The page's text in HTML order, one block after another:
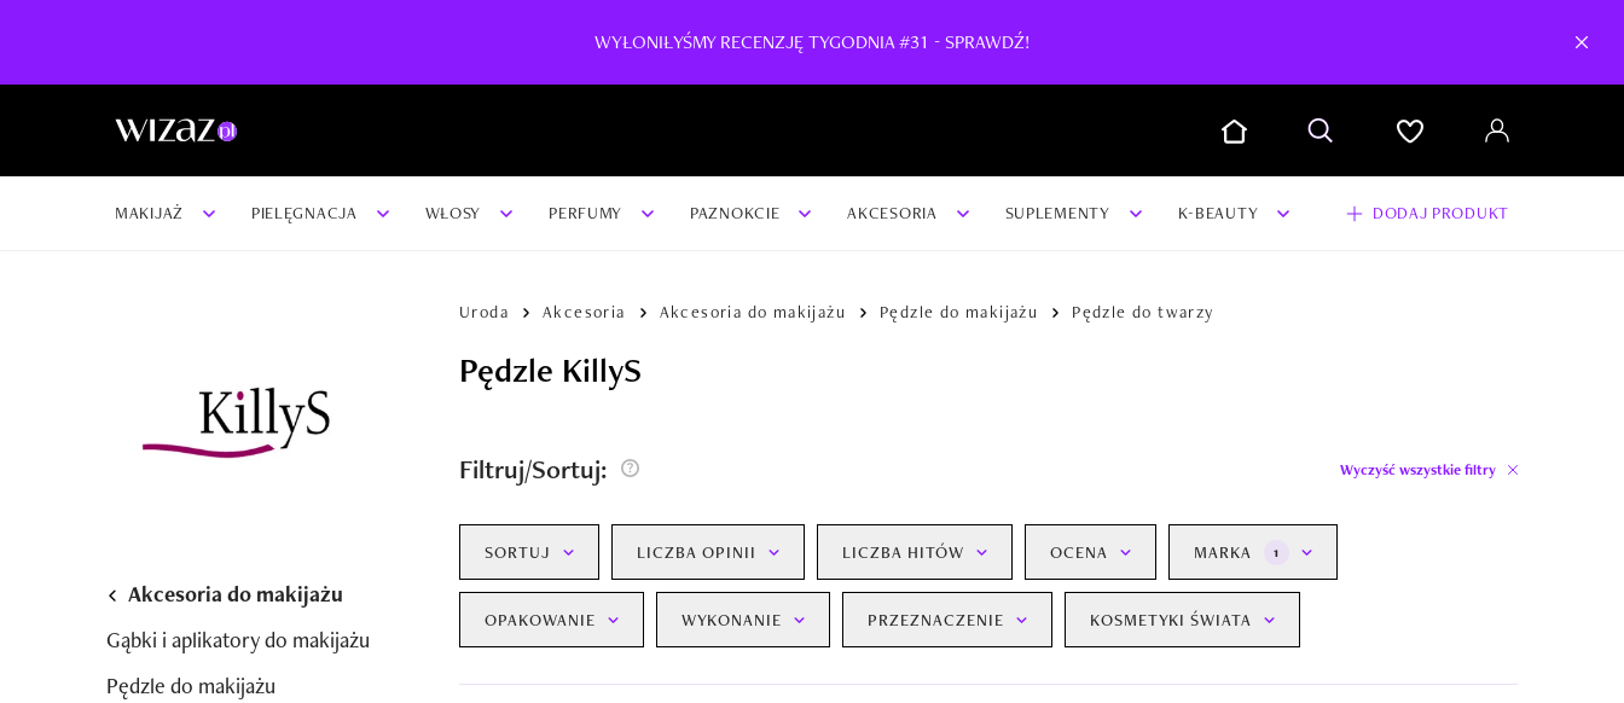
WYŁONIŁYŚMY RECENZJĘ TYGODNIA #31 - SPRAWDŹ!
MAKIJAŻ PIELĘGNACJA WŁOSY PERFUMY PAZNOKCIE AKCESORIA SUPLEMENTY K-BEAUTY DODAJ PRODUKT
Akcesoria do makijażu
Gąbki i aplikatory do makijażu
Pędzle do makijażu
Uroda Akcesoria Akcesoria do makijażu Pędzle do makijażu Pędzle do twarzy
Pędzle KillyS
Filtruj/Sortuj: Wyczyść wszystkie filtry
SORTUJ LICZBA OPINII LICZBA HITÓW OCENA MARKA 1
OPAKOWANIE WYKONANIE PRZEZNACZENIE KOSMETYKI ŚWIATA